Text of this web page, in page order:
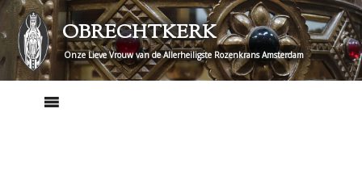
Skip
to
content
OBRECHTKERK
Onze Lieve Vrouw van de Allerheiligste Rozenkrans Amsterdam